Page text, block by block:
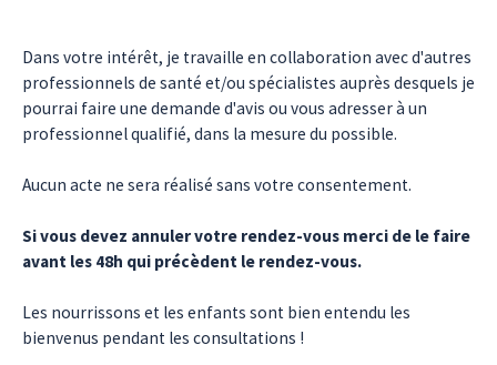
Dans votre intérêt, je travaille en collaboration avec d'autres
professionnels de santé et/ou spécialistes auprès desquels je
pourrai faire une demande d'avis ou vous adresser à un
professionnel qualifié, dans la mesure du possible.
Aucun acte ne sera réalisé sans votre consentement.
Si vous devez annuler votre rendez-vous merci de le faire
avant les 48h qui précèdent le rendez-vous.
Les nourrissons et les enfants sont bien entendu les
bienvenus pendant les consultations !